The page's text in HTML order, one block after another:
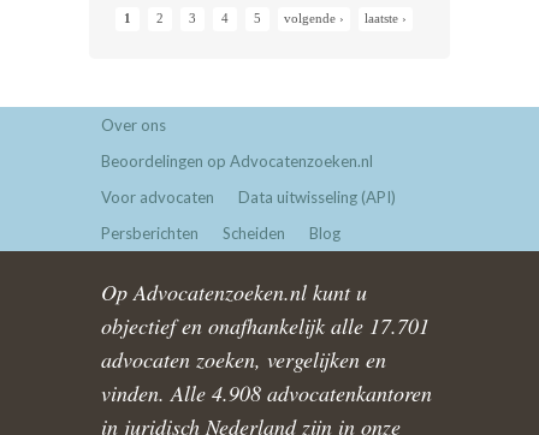
1 2 3 4 5 volgende › laatste ›
Over ons
Beoordelingen op Advocatenzoeken.nl
Voor advocaten
Data uitwisseling (API)
Persberichten
Scheiden Blog
Op Advocatenzoeken.nl kunt u
objectief en onafhankelijk alle 17.701
advocaten zoeken, vergelijken en
vinden. Alle 4.908 advocatenkantoren
in juridisch Nederland zijn in onze